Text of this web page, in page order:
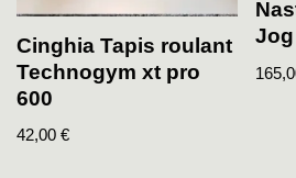
Cinghia Tapis roulant
Technogym xt pro
600
42,00 €